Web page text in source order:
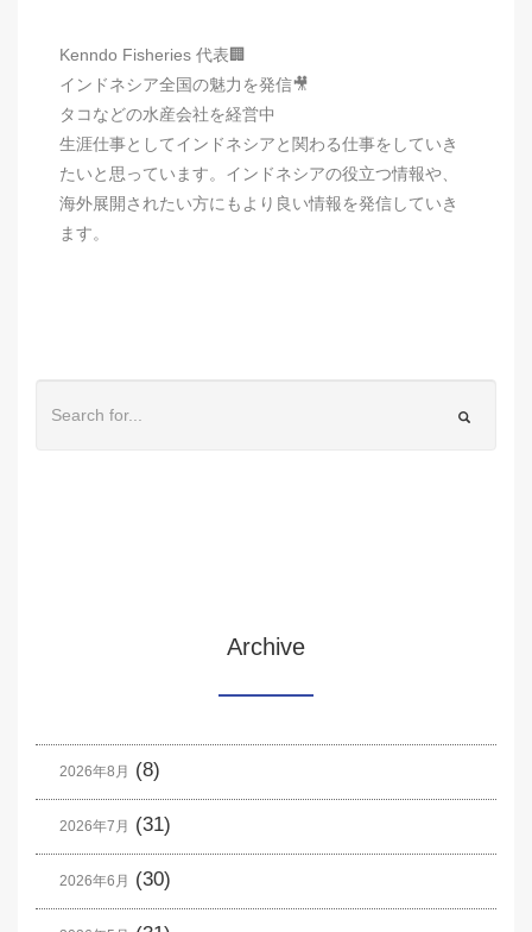
Kenndo Fisheries 代表🏢
インドネシア全国の魅力を発信🎥
タコなどの水産会社を経営中
生涯仕事としてインドネシアと関わる仕事をしていき
たいと思っています。インドネシアの役立つ情報や、
海外展開されたい方にもより良い情報を発信していき
ます。
Archive
2026年8月 (8)
2026年7月 (31)
2026年6月 (30)